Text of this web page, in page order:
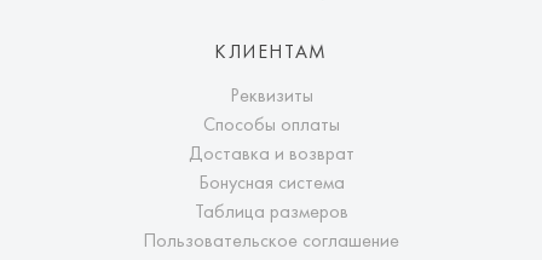
КЛИЕНТАМ
Реквизиты
Способы оплаты
Доставка и возврат
Бонусная система
Таблица размеров
Пользовательское соглашение